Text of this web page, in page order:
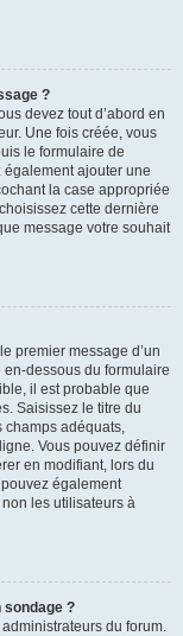
?
devez tout d’abord en
Une fois créée, vous
le formulaire de
également ajouter une
la case appropriée
cette dernière
message votre souhait
premier message d’un
dessous du formulaire
il est probable que
Saisissez le titre du
champs adéquats,
Vous pouvez définir
en modifiant, lors du
également
les utilisateurs à
sondage ?
du forum.